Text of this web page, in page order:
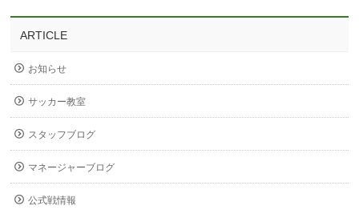
ARTICLE
お知らせ
サッカー教室
スタッフブログ
マネージャーブログ
公式戦情報